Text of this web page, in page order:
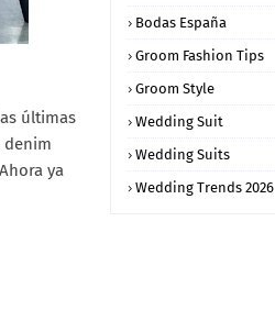
últimas
denim
ya
Bodas España
Groom Fashion Tips
Groom Style
Wedding Suit
Wedding Suits
Wedding Trends 2026